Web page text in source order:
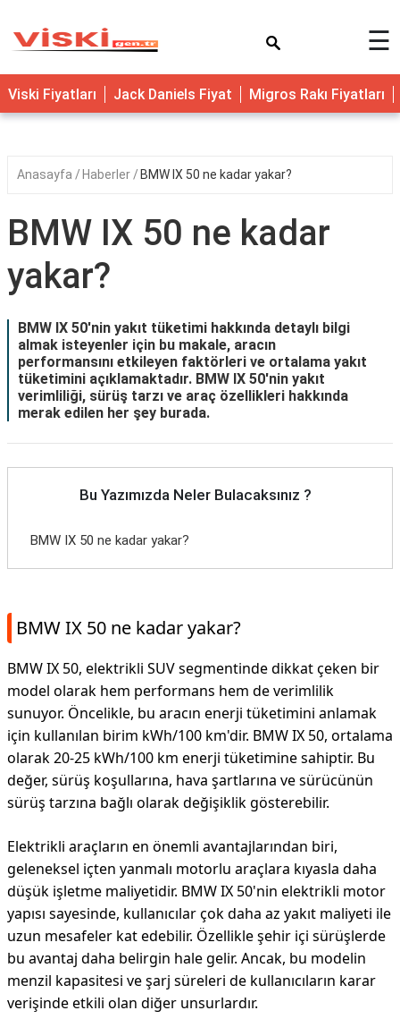
☰
Viski Fiyatları Jack Daniels Fiyat Migros Rakı Fiyatları
Anasayfa Haberler BMW IX 50 ne kadar yakar?
BMW IX 50 ne kadar
yakar?
BMW IX 50'nin yakıt tüketimi hakkında detaylı bilgi
almak isteyenler için bu makale, aracın
performansını etkileyen faktörleri ve ortalama yakıt
tüketimini açıklamaktadır. BMW IX 50'nin yakıt
verimliliği, sürüş tarzı ve araç özellikleri hakkında
merak edilen her şey burada.
Bu Yazımızda Neler Bulacaksınız ?
BMW IX 50 ne kadar yakar?
BMW IX 50 ne kadar yakar?
BMW IX 50, elektrikli SUV segmentinde dikkat çeken bir
model olarak hem performans hem de verimlilik
sunuyor. Öncelikle, bu aracın enerji tüketimini anlamak
için kullanılan birim kWh/100 km'dir. BMW IX 50, ortalama
olarak 20-25 kWh/100 km enerji tüketimine sahiptir. Bu
değer, sürüş koşullarına, hava şartlarına ve sürücünün
sürüş tarzına bağlı olarak değişiklik gösterebilir.
Elektrikli araçların en önemli avantajlarından biri,
geleneksel içten yanmalı motorlu araçlara kıyasla daha
düşük işletme maliyetidir. BMW IX 50'nin elektrikli motor
yapısı sayesinde, kullanıcılar çok daha az yakıt maliyeti ile
uzun mesafeler kat edebilir. Özellikle şehir içi sürüşlerde
bu avantaj daha belirgin hale gelir. Ancak, bu modelin
menzil kapasitesi ve şarj süreleri de kullanıcıların karar
verişinde etkili olan diğer unsurlardır.